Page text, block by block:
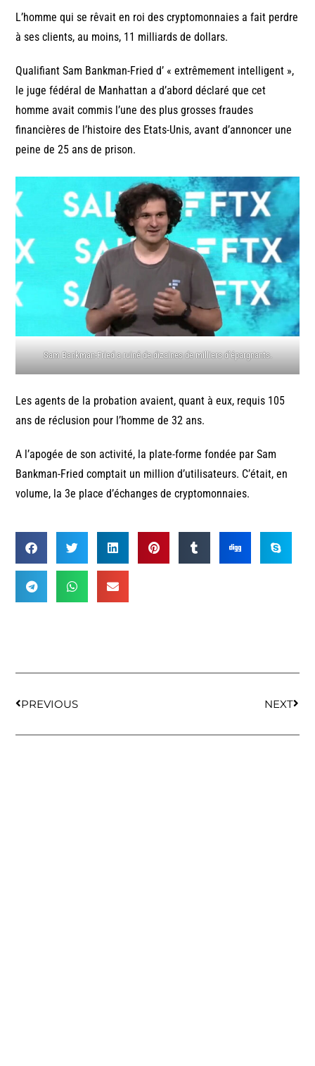
L’homme qui se rêvait en roi des cryptomonnaies a fait perdre
à ses clients, au moins, 11 milliards de dollars.
Qualifiant Sam Bankman-Fried d’ « extrêmement intelligent »,
le juge fédéral de Manhattan a d’abord déclaré que cet
homme avait commis l’une des plus grosses fraudes
financières de l’histoire des Etats-Unis, avant d’annoncer une
peine de 25 ans de prison.
Sam Bankman-Fried a ruiné de dizaines de milliers d’épargnants.
Les agents de la probation avaient, quant à eux, requis 105
ans de réclusion pour l’homme de 32 ans.
A l’apogée de son activité, la plate-forme fondée par Sam
Bankman-Fried comptait un million d’utilisateurs. C’était, en
volume, la 3e place d’échanges de cryptomonnaies.
PREVIOUS NEXT